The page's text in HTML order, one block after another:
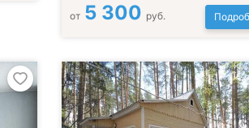
от 5 300 руб.